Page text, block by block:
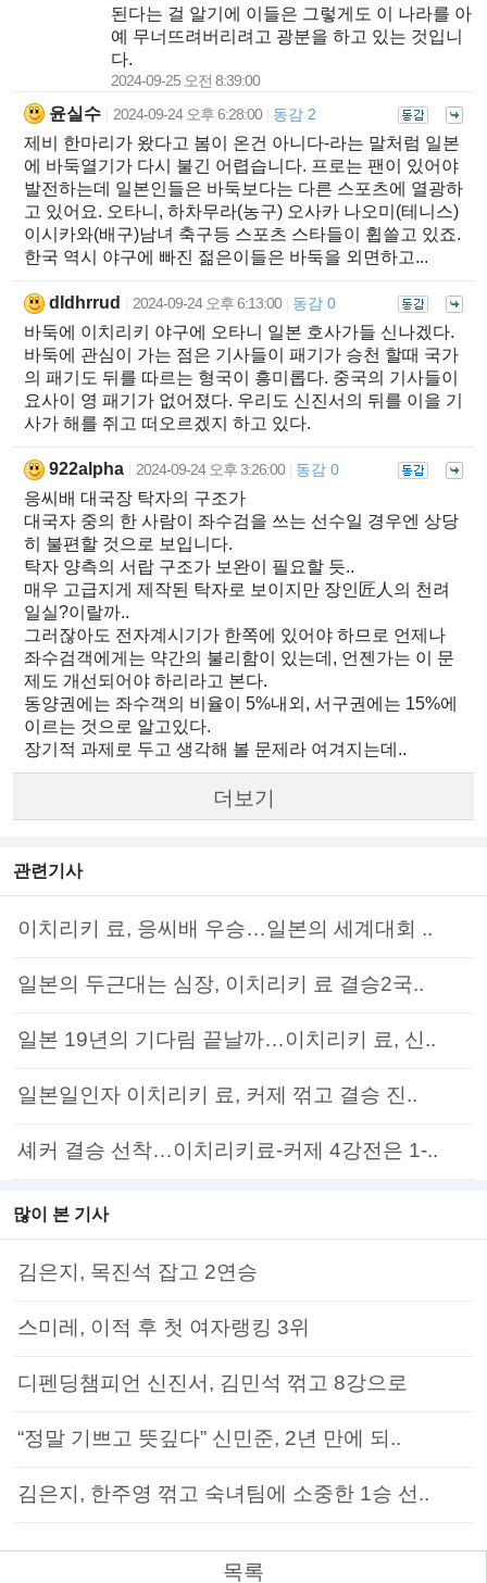
된다는 걸 알기에 이들은 그렇게도 이 나라를 아
예 무너뜨려버리려고 광분을 하고 있는 것입니
다.
2024-09-25 오전 8:39:00
윤실수 2024-09-24 오후 6:28:00 동감 2
제비 한마리가 왔다고 봄이 온건 아니다-라는 말처럼 일본
에 바둑열기가 다시 불긴 어렵습니다. 프로는 팬이 있어야
발전하는데 일본인들은 바둑보다는 다른 스포츠에 열광하
고 있어요. 오타니, 하차무라(농구) 오사카 나오미(테니스)
이시카와(배구)남녀 축구등 스포츠 스타들이 휩쓸고 있죠.
한국 역시 야구에 빠진 젊은이들은 바둑을 외면하고...
dldhrrud 2024-09-24 오후 6:13:00 동감 0
바둑에 이치리키 야구에 오타니 일본 호사가들 신나겠다.
바둑에 관심이 가는 점은 기사들이 패기가 승천 할때 국가
의 패기도 뒤를 따르는 형국이 흥미롭다. 중국의 기사들이
요사이 영 패기가 없어졌다. 우리도 신진서의 뒤를 이을 기
사가 해를 쥐고 떠오르겠지 하고 있다.
922alpha 2024-09-24 오후 3:26:00 동감 0
응씨배 대국장 탁자의 구조가
대국자 중의 한 사람이 좌수검을 쓰는 선수일 경우엔 상당
히 불편할 것으로 보입니다.
탁자 양측의 서랍 구조가 보완이 필요할 듯..
매우 고급지게 제작된 탁자로 보이지만 장인匠人의 천려
일실?이랄까..
그러잖아도 전자계시기가 한쪽에 있어야 하므로 언제나
좌수검객에게는 약간의 불리함이 있는데, 언젠가는 이 문
제도 개선되어야 하리라고 본다.
동양권에는 좌수객의 비율이 5%내외, 서구권에는 15%에
이르는 것으로 알고있다.
장기적 과제로 두고 생각해 볼 문제라 여겨지는데..
더보기
관련기사
이치리키 료, 응씨배 우승…일본의 세계대회 ..
일본의 두근대는 심장, 이치리키 료 결승2국..
일본 19년의 기다림 끝날까…이치리키 료, 신..
일본일인자 이치리키 료, 커제 꺾고 결승 진..
셰커 결승 선착…이치리키료-커제 4강전은 1-..
많이 본 기사
김은지, 목진석 잡고 2연승
스미레, 이적 후 첫 여자랭킹 3위
디펜딩챔피언 신진서, 김민석 꺾고 8강으로
“정말 기쁘고 뜻깊다” 신민준, 2년 만에 되..
김은지, 한주영 꺾고 숙녀팀에 소중한 1승 선..
목록